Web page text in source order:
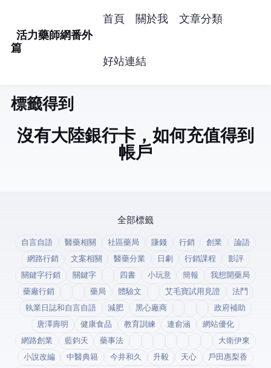
活力藥師網番外
篇
首頁 關於我 文章分類
好站連結
標籤: 得到app (1)
沒有大陸銀行卡，如何充值"得到"app
帳戶
全部標籤
自言自語 醫藥相關 社區藥局 賺錢 行銷 創業
論語
網路行銷
文案相關 醫藥分業 日劇 行銷課程
影評
關鍵字行銷
關鍵字 四書 小玩意 簡報
我想開藥局
藥廠行銷
藥局 體驗文 艾毛寶試用見證
法鬥
執業日誌和自言自語
減肥 黑心廠商
政府補助
唐澤壽明
健康食品 教育訓練 連俞涵
網站優化
網路創業
藍鈞天 藥事法
大衛伊東
小說改編
中醫典籍 今井和久 升毅 天心
戶田惠梨香